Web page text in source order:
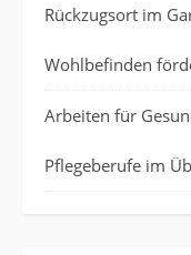
Rückzugsort im
Wohlbefinden
Arbeiten für
Pflegeberufe im